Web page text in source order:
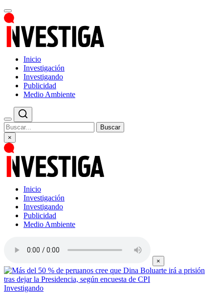
Inicio
Investigación
Investigando
Publicidad
Medio Ambiente
Buscar
×
Inicio
Investigación
Investigando
Publicidad
Medio Ambiente
×
Investigando